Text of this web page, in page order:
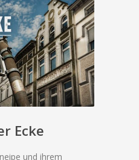
Ecke
und ihrem